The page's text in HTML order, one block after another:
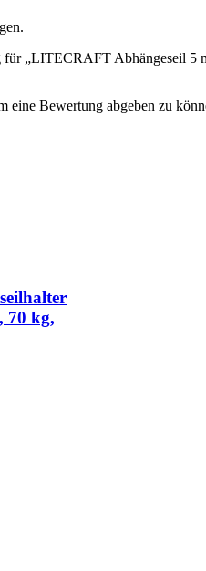
für „LITECRAFT Abhängeseil 5
eine Bewertung abgeben zu
70 kg,